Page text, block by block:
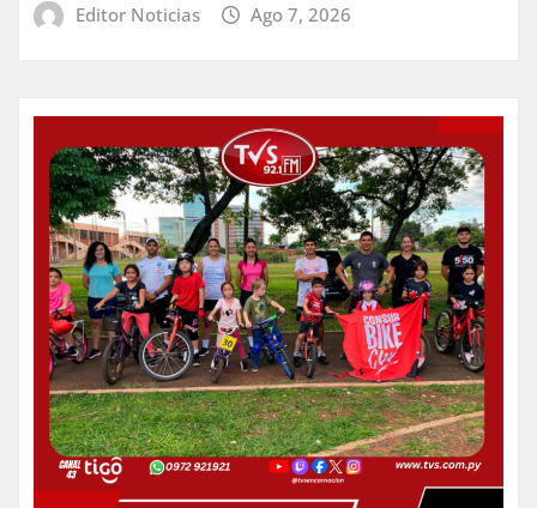
Editor Noticias Ago 7, 2026